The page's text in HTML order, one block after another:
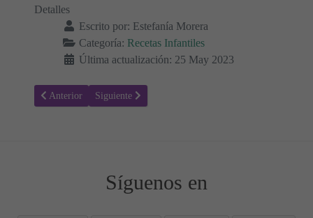
Detalles
Escrito por: Estefanía Morera
Categoría: Recetas Infantiles
Última actualización: 25 May 2023
Artículo anterior: Receta de Crema Natural de Zanahorias para
Anterior Artículo siguiente: Pollo con Puré de Manzana para
Siguiente
Síguenos en